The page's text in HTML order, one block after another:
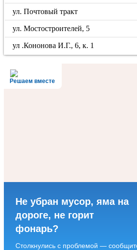
ул. Почтовый тракт
ул. Мостостроителей, 5
ул .Кононова И.Г., 6, к. 1
Решаем вместе
Не убран мусор, яма на
дороге, не горит
фонарь?
Столкнулись с проблемой —